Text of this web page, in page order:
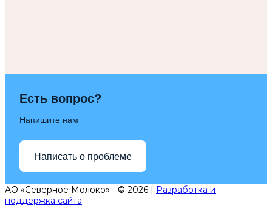
Есть вопрос?
Напишите нам
Написать о проблеме
АО «Северное Молоко» - © 2026 |
Разработка и
поддержка сайта